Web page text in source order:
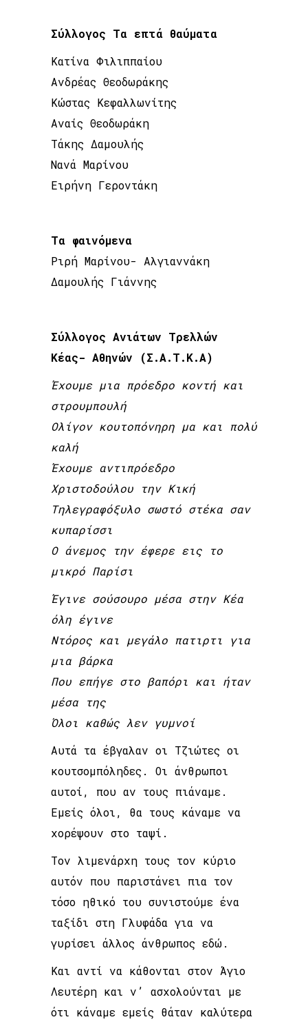
Σύλλογος Τα επτά θαύματα
Κατίνα Φιλιππαίου
Ανδρέας Θεοδωράκης
Κώστας Κεφαλλωνίτης
Αναίς Θεοδωράκη
Τάκης Δαμουλής
Νανά Μαρίνου
Ειρήνη Γεροντάκη
Τα φαινόμενα
Ριρή Μαρίνου- Αλγιαννάκη
Δαμουλής Γιάννης
Σύλλογος Ανιάτων Τρελλών
Κέας- Αθηνών (Σ.Α.Τ.Κ.Α)
Έχουμε μια πρόεδρο κοντή και
στρουμπουλή
Ολίγον κουτοπόνηρη μα και πολύ
καλή
Έχουμε αντιπρόεδρο
Χριστοδούλου την Κική
Τηλεγραφόξυλο σωστό στέκα σαν
κυπαρίσσι
Ο άνεμος την έφερε εις το
μικρό Παρίσι
Έγινε σούσουρο μέσα στην Κέα
όλη έγινε
Ντόρος και μεγάλο πατιρτι για
μια βάρκα
Που επήγε στο βαπόρι και ήταν
μέσα της
Όλοι καθώς λεν γυμνοί
Αυτά τα έβγαλαν οι Τζιώτες οι
κουτσομπόληδες. Οι άνθρωποι
αυτοί, που αν τους πιάναμε.
Εμείς όλοι, θα τους κάναμε να
χορέψουν στο ταψί.
Τον λιμενάρχη τους τον κύριο
αυτόν που παριστάνει πια τον
τόσο ηθικό του συνιστούμε ένα
ταξίδι στη Γλυφάδα για να
γυρίσει άλλος άνθρωπος εδώ.
Και αντί να κάθονται στον Άγιο
Λευτέρη και ν’ ασχολούνται με
ότι κάναμε εμείς θάταν καλύτερα